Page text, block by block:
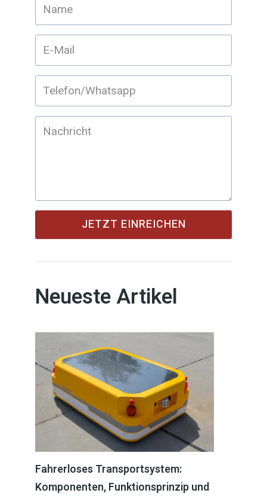
JETZT EINREICHEN
Neueste Artikel
Fahrerloses Transportsystem:
Komponenten, Funktionsprinzip und